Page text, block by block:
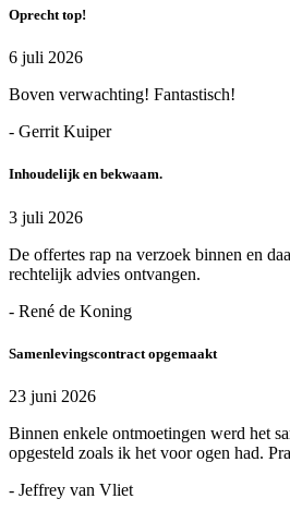
Oprecht top!
6 juli 2026
Boven verwachting! Fantastisch!
- Gerrit Kuiper
Inhoudelijk en bekwaam.
3 juli 2026
De offertes rap na verzoek binnen en
rechtelijk advies ontvangen.
- René de Koning
Samenlevingscontract opgemaakt
23 juni 2026
Binnen enkele ontmoetingen werd het
opgesteld zoals ik het voor ogen had.
- Jeffrey van Vliet